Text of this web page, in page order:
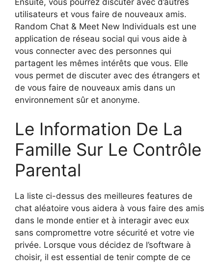
utilisateurs et vous faire de nouveaux amis.
Random Chat & Meet New Individuals est une
application de réseau social qui vous aide à
vous connecter avec des personnes qui
partagent les mêmes intérêts que vous. Elle
vous permet de discuter avec des étrangers et
de vous faire de nouveaux amis dans un
environnement sûr et anonyme.
Le Information De La
Famille Sur Le Contrôle
Parental
La liste ci-dessus des meilleures features de
chat aléatoire vous aidera à vous faire des amis
dans le monde entier et à interagir avec eux
sans compromettre votre sécurité et votre vie
privée. Lorsque vous décidez de l’software à
choisir, il est essential de tenir compte de ce